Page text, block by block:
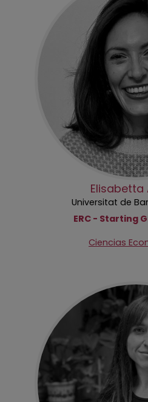
Elisabetta
Universitat de
ERC - Starting
Ciencias